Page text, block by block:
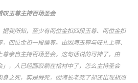
叹玉尊主持百场圣会
据我所知，至少有两位金扣四段玉尊、两位金扣
四位金扣一段儒尊。由因海玉尊与旺扎上尊、
亲自主持百场圣会。这句话说的可神了，由
」，人已经圆寂躺在棺材中了，怎么主持圣会
之死，实是假死，因海长老死了却还出现胡须